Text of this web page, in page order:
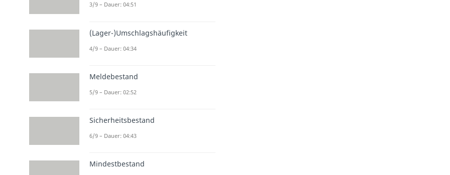
3/9 – Dauer: 04:51
(Lager-)Umschlagshäufigkeit
4/9 – Dauer: 04:34
Meldebestand
5/9 – Dauer: 02:52
Sicherheitsbestand
6/9 – Dauer: 04:43
Mindestbestand